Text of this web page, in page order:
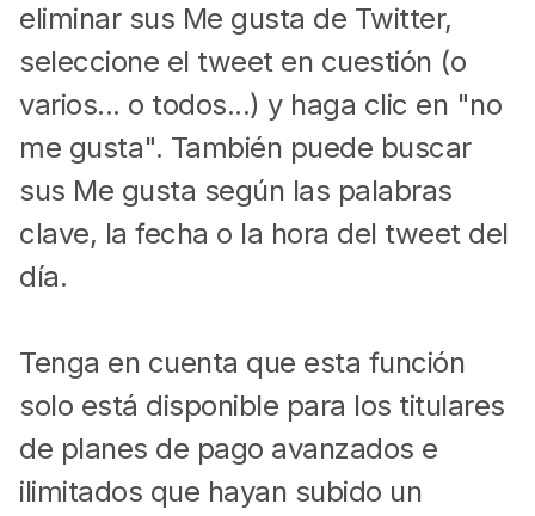
eliminar sus Me gusta de Twitter,
seleccione el tweet en cuestión (o
varios... o todos...) y haga clic en "no
me gusta". También puede buscar
sus Me gusta según las palabras
clave, la fecha o la hora del tweet del
día.
Tenga en cuenta que esta función
solo está disponible para los titulares
de planes de pago avanzados e
ilimitados que hayan subido un